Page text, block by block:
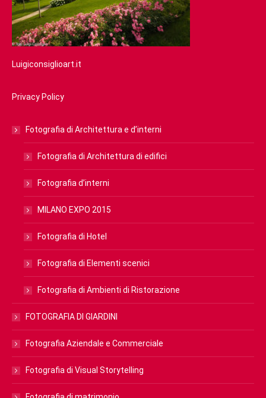
Luigiconsiglioart.it
Privacy Policy
Fotografia di Architettura e d’interni
Fotografia di Architettura di edifici
Fotografia d’interni
MILANO EXPO 2015
Fotografia di Hotel
Fotografia di Elementi scenici
Fotografia di Ambienti di Ristorazione
FOTOGRAFIA DI GIARDINI
Fotografia Aziendale e Commerciale
Fotografia di Visual Storytelling